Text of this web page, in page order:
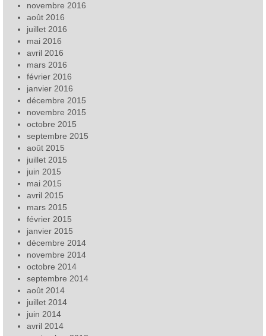
novembre 2016
août 2016
juillet 2016
mai 2016
avril 2016
mars 2016
février 2016
janvier 2016
décembre 2015
novembre 2015
octobre 2015
septembre 2015
août 2015
juillet 2015
juin 2015
mai 2015
avril 2015
mars 2015
février 2015
janvier 2015
décembre 2014
novembre 2014
octobre 2014
septembre 2014
août 2014
juillet 2014
juin 2014
avril 2014